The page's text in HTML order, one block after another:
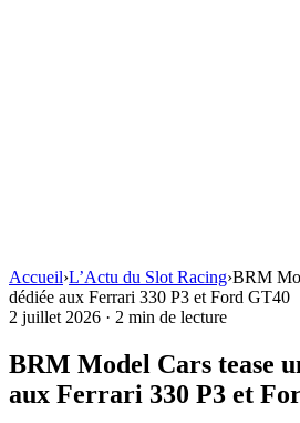
Accueil›L’Actu du Slot Racing›BRM
dédiée aux Ferrari 330 P3 et Ford GT40
2 juillet 2026 · 2 min de lecture
BRM Model Cars tease
aux Ferrari 330 P3 et